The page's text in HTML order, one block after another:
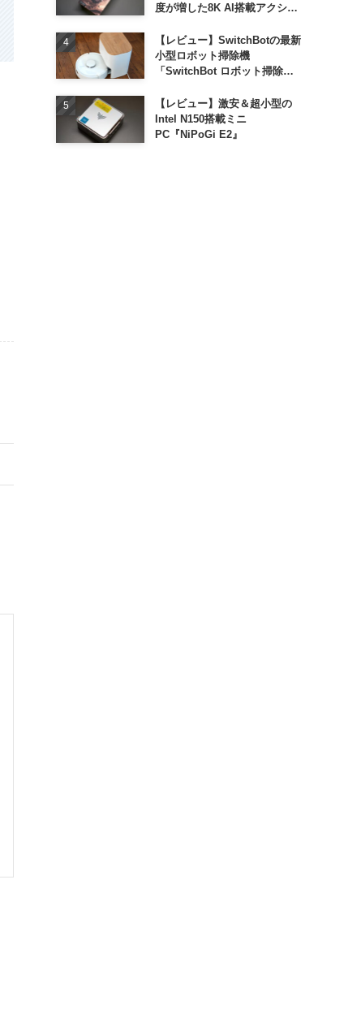
度が増した8K AI搭載アクショ
【レビュー】SwitchBotの最新
小型ロボット掃除機
「SwitchBot ロボット掃除機
【レビュー】激安＆超小型の
Intel N150搭載ミニ
PC『NiPoGi E2』